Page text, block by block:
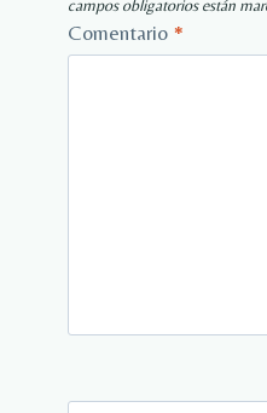
campos obligatorios están
Comentario *